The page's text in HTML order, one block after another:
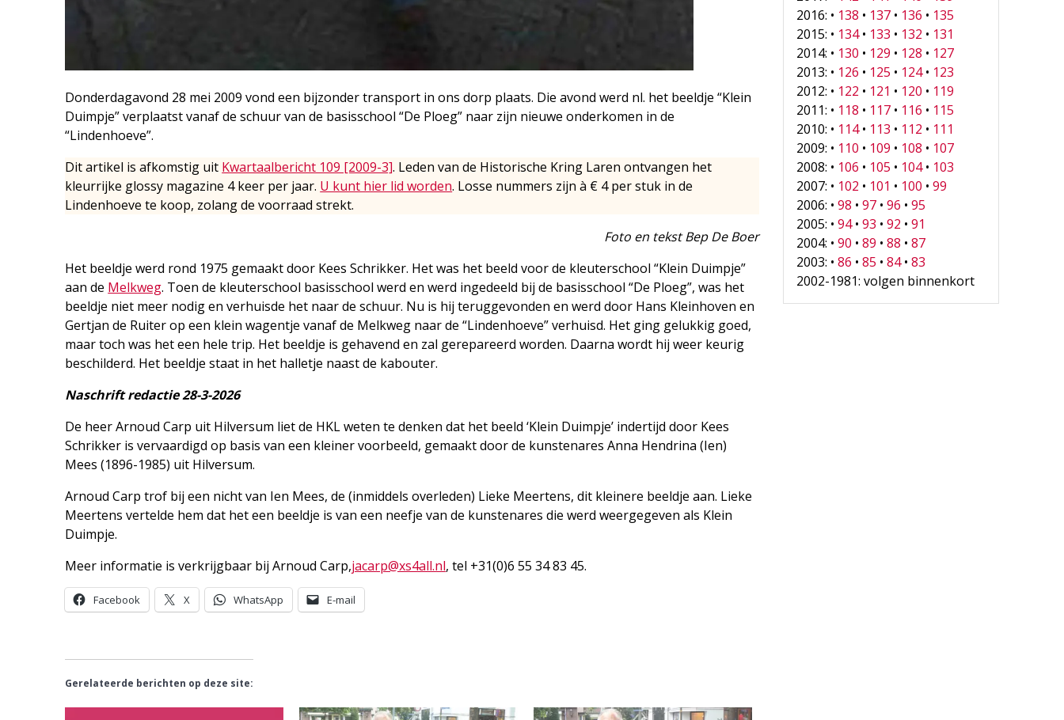
Donderdagavond 28 mei 2009 vond een bijzonder transport in ons dorp plaats. Die avond werd nl. het beeldje “Klein
Duimpje” verplaatst vanaf de schuur van de basisschool “De Ploeg” naar zijn nieuwe onderkomen in de
“Lindenhoeve”.
Dit artikel is afkomstig uit Kwartaalbericht 109 [2009-3]. Leden van de Historische Kring Laren ontvangen het
kleurrijke glossy magazine 4 keer per jaar. U kunt hier lid worden. Losse nummers zijn à € 4 per stuk in de
Lindenhoeve te koop, zolang de voorraad strekt.
Foto en tekst Bep De Boer
Het beeldje werd rond 1975 gemaakt door Kees Schrikker. Het was het beeld voor de kleuterschool “Klein Duimpje”
aan de Melkweg. Toen de kleuterschool basisschool werd en werd ingedeeld bij de basisschool “De Ploeg”, was het
beeldje niet meer nodig en verhuisde het naar de schuur. Nu is hij teruggevonden en werd door Hans Kleinhoven en
Gertjan de Ruiter op een klein wagentje vanaf de Melkweg naar de “Lindenhoeve” verhuisd. Het ging gelukkig goed,
maar toch was het een hele trip. Het beeldje is gehavend en zal gerepareerd worden. Daarna wordt hij weer keurig
beschilderd. Het beeldje staat in het halletje naast de kabouter.
Naschrift redactie 28-3-2026
De heer Arnoud Carp uit Hilversum liet de HKL weten te denken dat het beeld ‘Klein Duimpje’ indertijd door Kees
Schrikker is vervaardigd op basis van een kleiner voorbeeld, gemaakt door de kunstenares Anna Hendrina (Ien)
Mees (1896-1985) uit Hilversum.
Arnoud Carp trof bij een nicht van Ien Mees, de (inmiddels overleden) Lieke Meertens, dit kleinere beeldje aan. Lieke
Meertens vertelde hem dat het een beeldje is van een neefje van de kunstenares die werd weergegeven als Klein
Duimpje.
Meer informatie is verkrijgbaar bij Arnoud Carp,jacarp@xs4all.nl, tel +31(0)6 55 34 83 45.
Facebook X WhatsApp E-mail
Gerelateerde berichten op deze site:
2016: • 138 • 137 • 136 • 135
2015: • 134• 133 • 132 • 131
2014: • 130 • 129 • 128 • 127
2013: • 126 • 125 • 124• 123
2012: • 122 • 121 • 120 • 119
2011: • 118 • 117 • 116 • 115
2010: • 114• 113 • 112 • 111
2009: • 110 • 109 • 108 • 107
2008: • 106 • 105 • 104• 103
2007: • 102 • 101 • 100 •99
2006: •98 •97 •96 •95
2005: •94•93 •92 •91
2004: •90 •89 •88 •87
2003: •86 •85 •84•83
2002-1981: volgen binnenkort